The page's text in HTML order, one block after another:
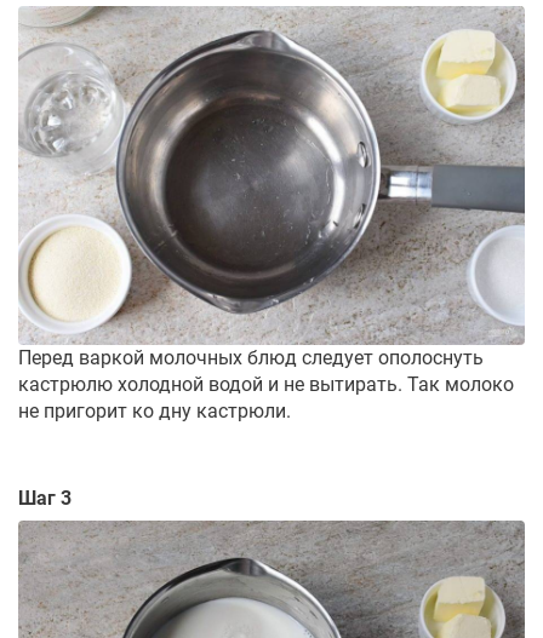
Перед варкой молочных блюд следует ополоснуть
кастрюлю холодной водой и не вытирать. Так молоко
не пригорит ко дну кастрюли.
Шаг 3